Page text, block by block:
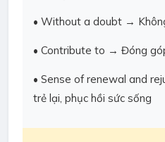
• Without a doubt →
• Contribute to → Đóng
• Sense of renewal and
trẻ lại, phục hồi sức sống